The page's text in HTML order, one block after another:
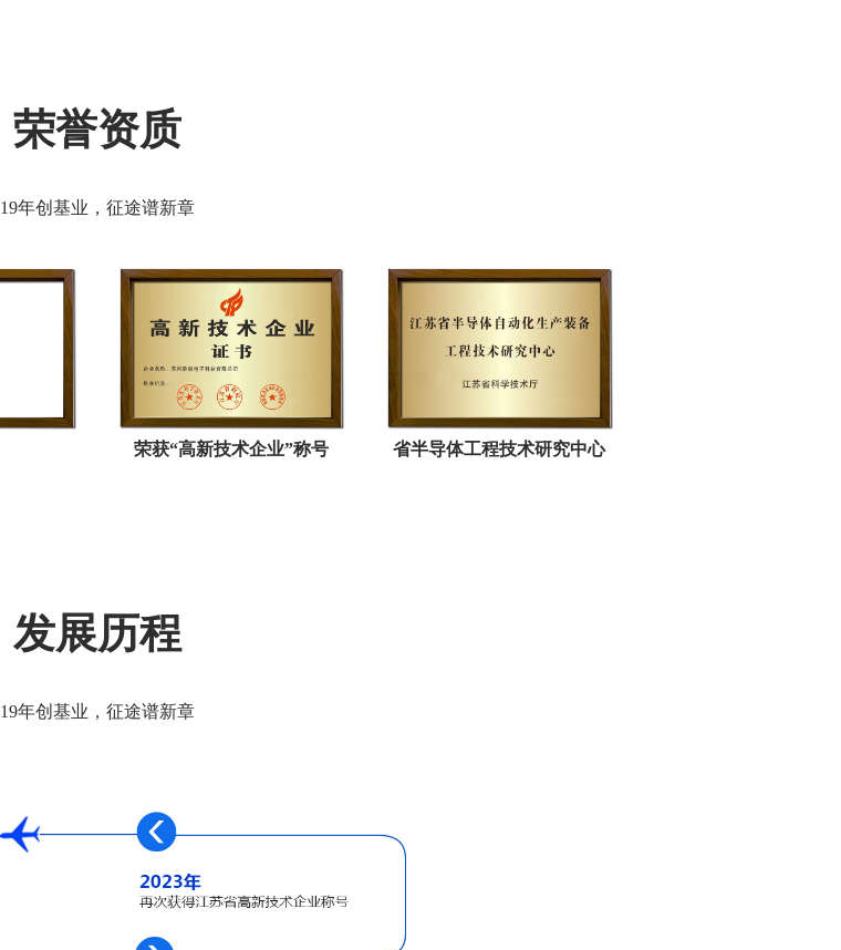
荣誉资质
19年创基业，征途谱新章
荣获“高新技术企业”称号 省半导体工程技术研究中心
发展历程
19年创基业，征途谱新章